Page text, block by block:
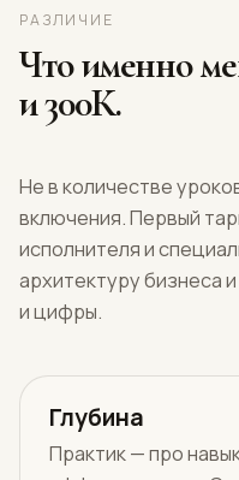
РАЗЛИЧИЕ
Что именно
и 300К.
Не в количестве
включения. Первый
исполнителя и
архитектуру бизнеса
и цифры.
Глубина
Практик — про